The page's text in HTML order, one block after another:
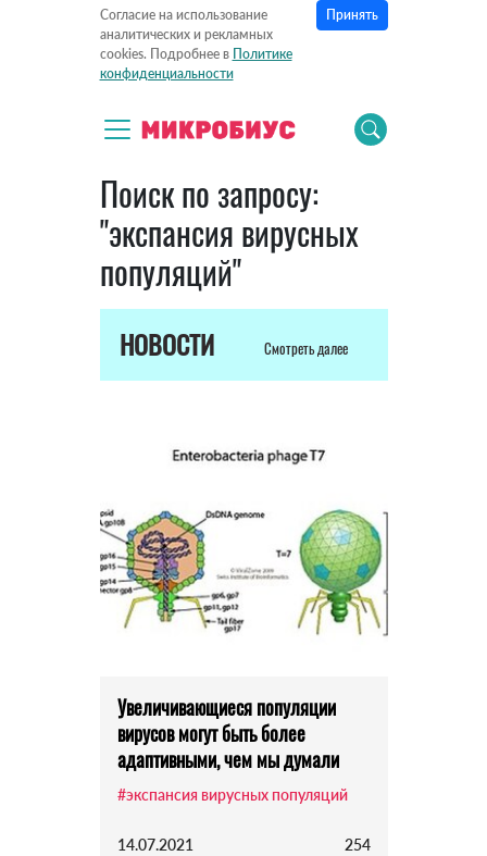
Согласие на использование
аналитических и рекламных
cookies. Подробнее в Политике
конфиденциальности
Принять
Поиск по запросу:
"экспансия вирусных
популяций"
НОВОСТИ Смотреть далее
Увеличивающиеся популяции
вирусов могут быть более
адаптивными, чем мы думали
#экспансия вирусных популяций
14.07.2021 254